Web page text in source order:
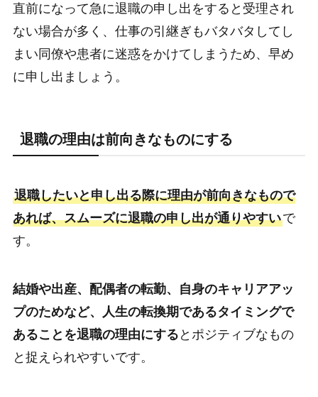
直前になって急に退職の申し出をすると受理され
ない場合が多く、仕事の引継ぎもバタバタしてし
まい同僚や患者に迷惑をかけてしまうため、早め
に申し出ましょう。
退職の理由は前向きなものにする
退職したいと申し出る際に理由が前向きなもので
あれば、スムーズに退職の申し出が通りやすいで
す。
結婚や出産、配偶者の転勤、自身のキャリアアッ
プのためなど、人生の転換期であるタイミングで
あることを退職の理由にする とポジティブなもの
と捉えられやすいです。